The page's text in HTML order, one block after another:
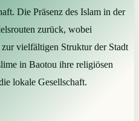
Die Präsenz des Islam in der
zurück, wobei
vielfältigen Struktur der Stadt
in Baotou ihre religiösen
lokale Gesellschaft.